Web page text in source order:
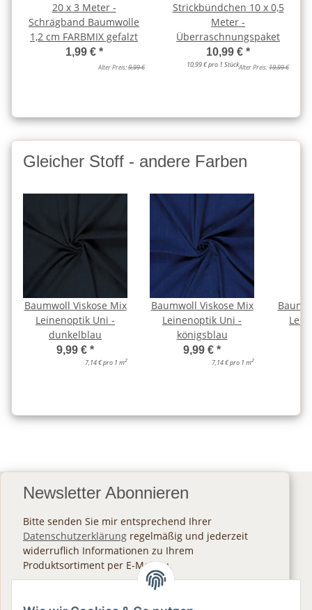
20 x 3 Meter -
Schrägband Baumwolle
1,2 cm FARBMIX gefalzt
1,99 € *
Alter Preis:9,99 €
Strickbündchen 10 x 0,5
Meter -
Überraschnungspaket
10,99 € *
10,99 € pro 1 StückAlter Preis:19,99 €
Gleicher Stoff - andere Farben
Baumwoll Viskose Mix
Leinenoptik Uni -
dunkelblau
9,99 € *
7,14 € pro 1 m2
Baumwoll Viskose Mix
Leinenoptik Uni -
königsblau
9,99 € *
7,14 € pro 1 m2
Newsletter Abonnieren
Bitte senden Sie mir entsprechend Ihrer
Datenschutzerklärung regelmäßig und jederzeit
widerruflich Informationen zu Ihrem
Produktsortiment per E-Mail zu.